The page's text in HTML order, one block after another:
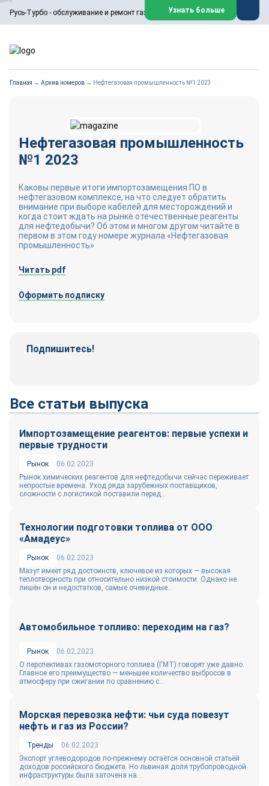
Русь-Турбо - обслуживание и ремонт газовых паровых турбин
ООО «Русь-Турбо» занимается сервисом газовых и паровых
турбин, комплексным ремонтом, восстановлением,
техническим обслуживанием оборудования ТЭС,
работают на нефтегазовых, нефтехимических,
металлургических и других предприятиях.
Реклама. ООО «Русь-Турбо», ИНН 7802588950
Узнать больше
Главная → Архив номеров → Нефтегазовая промышленность №1 2023
Нефтегазовая промышленность
№1 2023
Каковы первые итоги импортозамещения ПО в
нефтегазовом комплексе, на что следует обратить
внимание при выборе кабелей для месторождений и
когда стоит ждать на рынке отечественные реагенты
для нефтедобычи? Об этом и многом другом читайте в
первом в этом году номере журнала «Нефтегазовая
промышленность»
Читать pdf
Оформить подписку
Подпишитесь!
Все статьи выпуска
Импортозамещение реагентов: первые успехи и
первые трудности
Рынок
06.02.2023
Рынок химических реагентов для нефтедобычи сейчас переживает
непростые времена. Уход ряда зарубежных поставщиков,
сложности с логистикой поставили перед...
Технологии подготовки топлива от ООО
«Амадеус»
Рынок
06.02.2023
Мазут имеет ряд достоинств, ключевое из которых — высокая
теплотворность при относительно низкой стоимости. Однако не
лишён он и недостатков, самые очевидные...
Автомобильное топливо: переходим на газ?
Рынок
06.02.2023
О перспективах газомоторного топлива (ГМТ) говорят уже давно.
Главное его преимущество — меньшее количество выбросов в
атмосферу при сжигании по сравнению с...
Морская перевозка нефти: чьи суда повезут
нефть и газ из России?
Тренды
06.02.2023
Экспорт углеводородов по-прежнему остаётся основной статьёй
доходов российского бюджета. Но львиная доля трубопроводной
инфраструктуры была заточена на...